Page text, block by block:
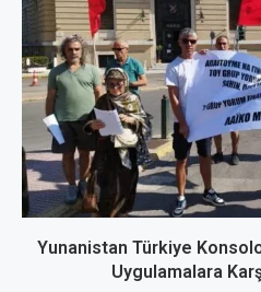
Yunanistan Türkiye
Uygulamalara